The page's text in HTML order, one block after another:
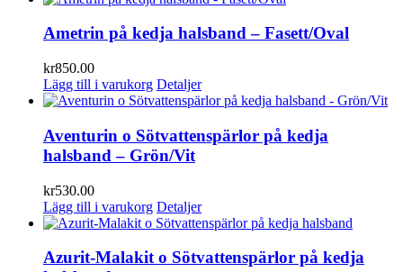
Ametrin på kedja halsband – Fasett/Oval
kr850.00
Lägg till i varukorg Detaljer
Aventurin o Sötvattenspärlor på kedja
halsband – Grön/Vit
kr530.00
Lägg till i varukorg Detaljer
Azurit-Malakit o Sötvattenspärlor på kedja